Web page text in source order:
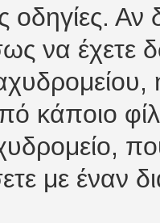
οδηγίες. Αν
να έχετε
κάποιο
με έναν